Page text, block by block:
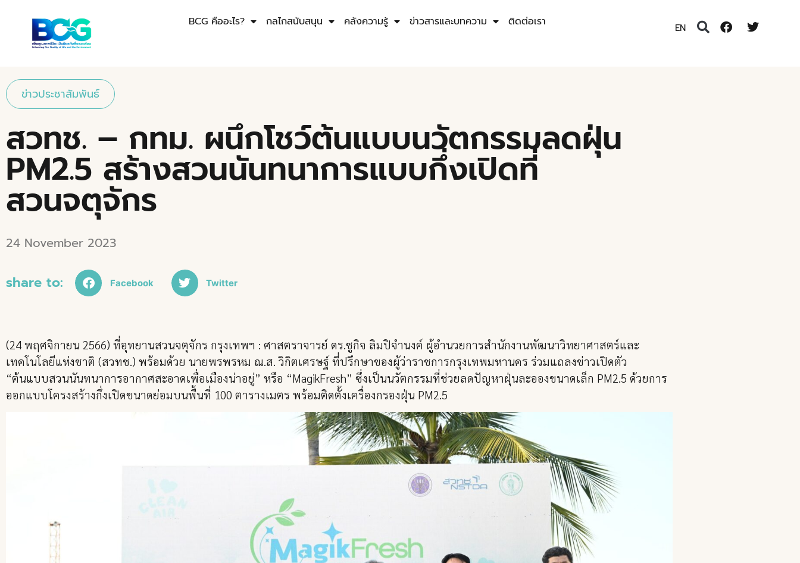
BCG คืออะไร? กลไกสนับสนุน คลังความรู้ ข่าวสารและบทความ ติดต่อเรา EN
ข่าวประชาสัมพันธ์
สวทช. – กทม. ผนึกโชว์ต้นแบบนวัตกรรมลดฝุ่น
PM2.5 สร้างสวนนันทนาการแบบกึ่งเปิดที่
สวนจตุจักร
24 November 2023
share to: Facebook Twitter
(24 พฤศจิกายน 2566) ที่อุทยานสวนจตุจักร กรุงเทพฯ : ศาสตราจารย์ ดร.ชูกิจ ลิมปิจำนงค์ ผู้อำนวยการสำนักงานพัฒนาวิทยาศาสตร์และ
เทคโนโลยีแห่งชาติ (สวทช.) พร้อมด้วย นายพรพรหม ณ.ส. วิกิตเศรษฐ์ ที่ปรึกษาของผู้ว่าราชการกรุงเทพมหานคร ร่วมแถลงข่าวเปิดตัว
“ต้นแบบสวนนันทนาการอากาศสะอาดเพื่อเมืองน่าอยู่” หรือ “MagikFresh” ซึ่งเป็นนวัตกรรมที่ช่วยลดปัญหาฝุ่นละอองขนาดเล็ก PM2.5 ด้วยการ
ออกแบบโครงสร้างกึ่งเปิดขนาดย่อมบนพื้นที่ 100 ตารางเมตร พร้อมติดตั้งเครื่องกรองฝุ่น PM2.5